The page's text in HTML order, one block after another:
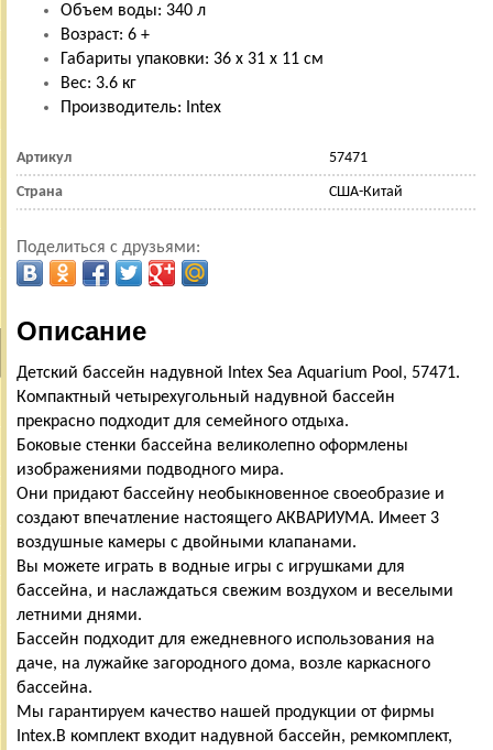
Объем воды: 340 л
Возраст: 6 +
Габариты упаковки: 36 х 31 х 11 см
Вес: 3.6 кг
Производитель: Intex
Артикул 57471
Страна США-Китай
Поделиться с друзьями:
Описание
Детский бассейн надувной Intex Sea Aquarium Pool, 57471.
Компактный четырехугольный надувной бассейн
прекрасно подходит для семейного отдыха.
Боковые стенки бассейна великолепно оформлены
изображениями подводного мира.
Они придают бассейну необыкновенное своеобразие и
создают впечатление настоящего АКВАРИУМА. Имеет 3
воздушные камеры с двойными клапанами.
Вы можете играть в водные игры с игрушками для
бассейна, и наслаждаться свежим воздухом и веселыми
летними днями.
Бассейн подходит для ежедневного использования на
даче, на лужайке загородного дома, возле каркасного
бассейна.
Мы гарантируем качество нашей продукции от фирмы
Intex.В комплект входит надувной бассейн, ремкомплект,